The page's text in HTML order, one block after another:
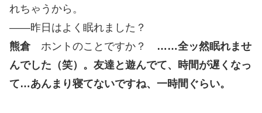
れちゃうから。
――昨日はよく眠れました？
熊倉 ホントのことですか？ ……全ッ然眠れませ
んでした（笑）。友達と遊んでて、時間が遅くなっ
て…あんまり寝てないですね、一時間ぐらい。